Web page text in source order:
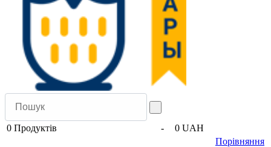
0 Продуктів -
0 UAH
Порівняння